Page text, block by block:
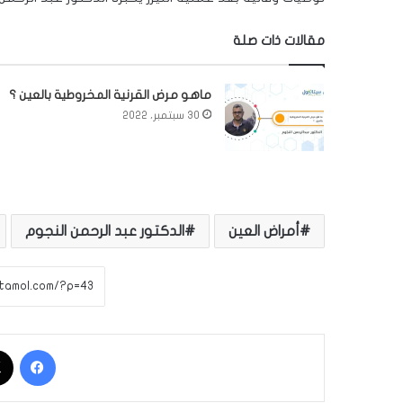
مقالات ذات صلة
ماهو مرض القرنية المخروطية بالعين ؟
30 سبتمبر، 2022
أمراض العين الدكتور عبد الرحمن النجوم